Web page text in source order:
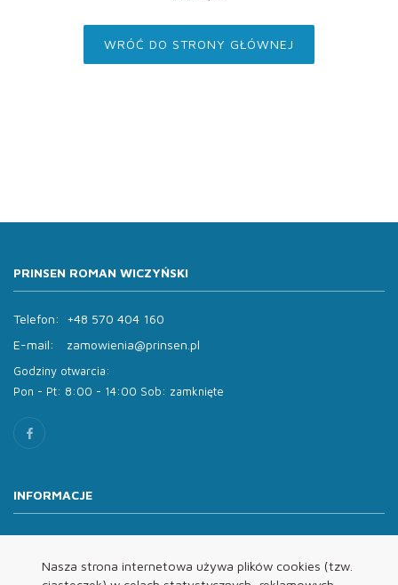
Nasza strona internetowa używa plików cookies (tzw.
WRÓĆ DO STRONY GŁÓWNEJ
PRINSEN ROMAN WICZYŃSKI
Telefon:
+48 570 404 160
E-mail:
zamowienia@prinsen.pl
Godziny otwarcia:
Pon - Pt: 8:00 - 14:00 Sob: zamknięte
INFORMACJE
Oferta